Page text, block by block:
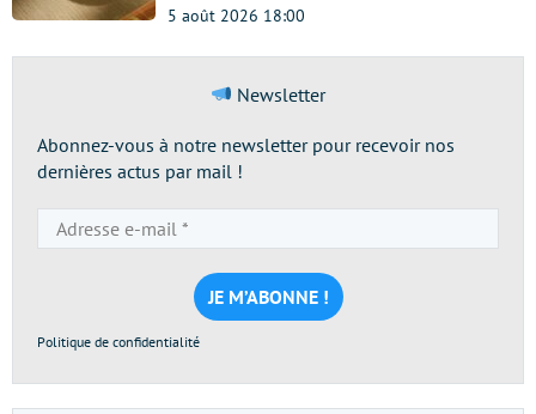
5 août 2026 18:00
Newsletter
Abonnez-vous à notre newsletter pour recevoir nos
dernières actus par mail !
e-
mail
*
Politique de confidentialité